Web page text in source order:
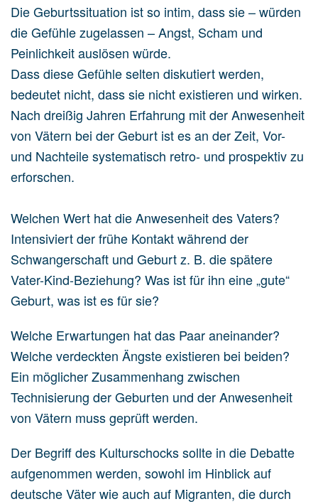
Die Geburtssituation ist so intim, dass sie – würden
die Gefühle zugelassen – Angst, Scham und
Peinlichkeit auslösen würde.
Dass diese Gefühle selten diskutiert werden,
bedeutet nicht, dass sie nicht existieren und wirken.
Nach dreißig Jahren Erfahrung mit der Anwesenheit
von Vätern bei der Geburt ist es an der Zeit, Vor-
und Nachteile systematisch retro- und prospektiv zu
erforschen.
Welchen Wert hat die Anwesenheit des Vaters?
Intensiviert der frühe Kontakt während der
Schwangerschaft und Geburt z. B. die spätere
Vater-Kind-Beziehung? Was ist für ihn eine „gute“
Geburt, was ist es für sie?
Welche Erwartungen hat das Paar aneinander?
Welche verdeckten Ängste existieren bei beiden?
Ein möglicher Zusammenhang zwischen
Technisierung der Geburten und der Anwesenheit
von Vätern muss geprüft werden.
Der Begriff des Kulturschocks sollte in die Debatte
aufgenommen werden, sowohl im Hinblick auf
deutsche Väter wie auch auf Migranten, die durch